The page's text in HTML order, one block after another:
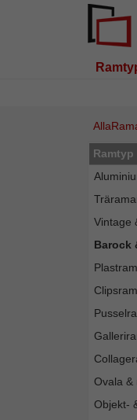
Ramtyp
Vintage
Barock
Ovala &
Objekt-